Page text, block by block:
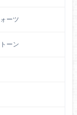
ーツ
ーン